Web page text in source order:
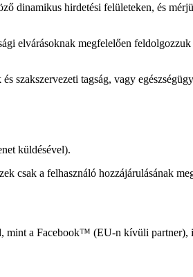
dinamikus hirdetési felületeken, és
elvárásoknak megfelelően feldolgozzuk
szakszervezeti tagság, vagy
küldésével).
csak a felhasználó hozzájárulásának
mint a Facebook™ (EU-n kívüli partner),